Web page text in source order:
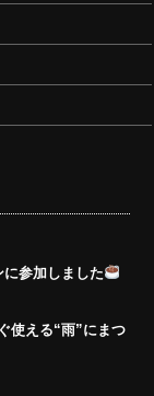
参加しました
使える“雨”にまつ